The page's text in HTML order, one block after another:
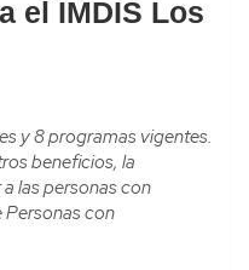
el IMDIS Los
y 8 programas vigentes.
beneficios, la
las personas con
Personas con